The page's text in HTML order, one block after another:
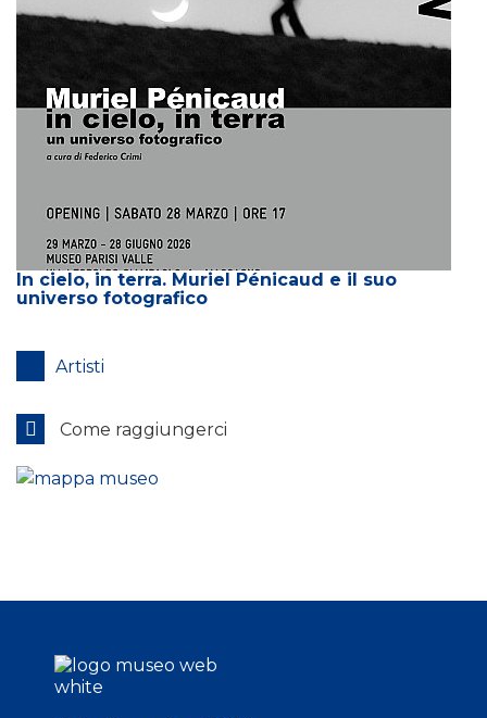
In cielo, in terra. Muriel Pénicaud e il suo
universo fotografico
Artisti
Come raggiungerci